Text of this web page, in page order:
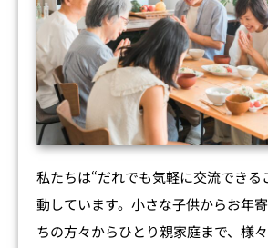
私たちは“だれでも気軽に交流できる
動しています。小さな子供からお年
ちの方々からひとり親家庭まで、様